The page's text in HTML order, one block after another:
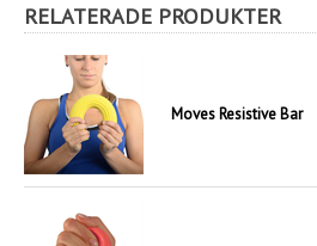
RELATERADE PRODUKTER
Moves Resistive Bar